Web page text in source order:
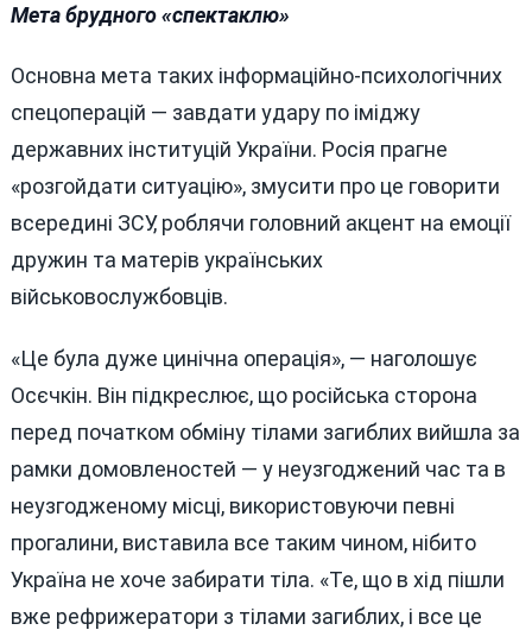
Мета брудного «спектаклю»
Основна мета таких інформаційно-психологічних
спецоперацій — завдати удару по іміджу
державних інституцій України. Росія прагне
«розгойдати ситуацію», змусити про це говорити
всередині ЗСУ, роблячи головний акцент на емоції
дружин та матерів українських
військовослужбовців.
«Це була дуже цинічна операція», — наголошує
Осєчкін. Він підкреслює, що російська сторона
перед початком обміну тілами загиблих вийшла за
рамки домовленостей — у неузгоджений час та в
неузгодженому місці, використовуючи певні
прогалини, виставила все таким чином, нібито
Україна не хоче забирати тіла. «Те, що в хід пішли
вже рефрижератори з тілами загиблих, і все це